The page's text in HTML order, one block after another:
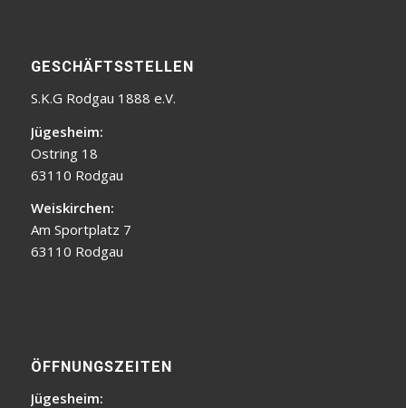
GESCHÄFTSSTELLEN
S.K.G Rodgau 1888 e.V.
Jügesheim:
Ostring 18
63110 Rodgau
Weiskirchen:
Am Sportplatz 7
63110 Rodgau
ÖFFNUNGSZEITEN
Jügesheim: